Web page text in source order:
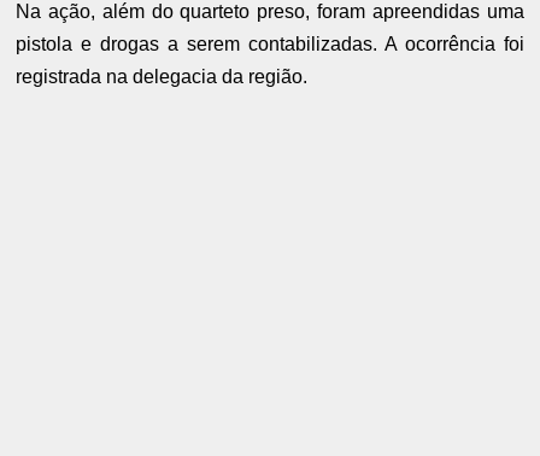
Na ação, além do quarteto preso, foram apreendidas uma
pistola e drogas a serem contabilizadas. A ocorrência foi
registrada na delegacia da região.